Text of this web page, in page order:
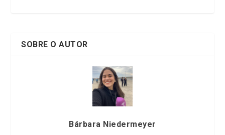
SOBRE O AUTOR
Bárbara Niedermeyer